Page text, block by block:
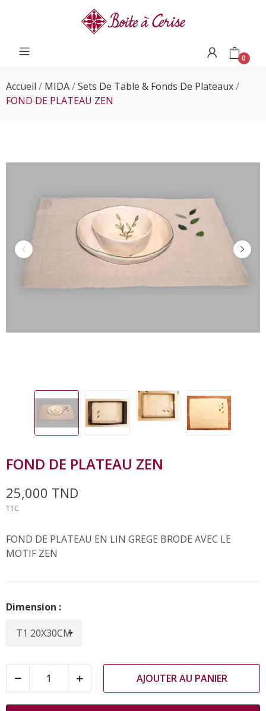
0
Accueil MIDA
Sets De Table & Fonds De Plateaux
FOND DE PLATEAU ZEN
FOND DE PLATEAU ZEN
25,000 TND
TTC
FOND DE PLATEAU EN LIN GREGE BRODE AVEC LE
MOTIF ZEN
Dimension :
AJOUTER AU PANIER